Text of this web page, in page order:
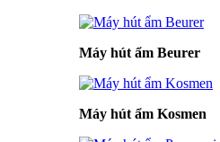
Máy hút ẩm Beurer
Máy hút ẩm Kosmen